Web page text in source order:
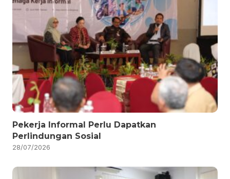
Pekerja Informal Perlu Dapatkan
Perlindungan Sosial
28/07/2026